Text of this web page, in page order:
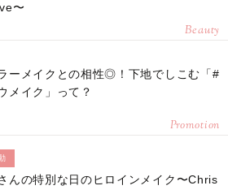
〜
Beauty
ーメイクとの相性◎！下地でしこむ「#
メイク」って？
Promotion
んの特別な日のヒロインメイク〜Chris